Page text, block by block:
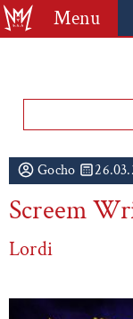
Menu
Gocho
Screem
Lordi